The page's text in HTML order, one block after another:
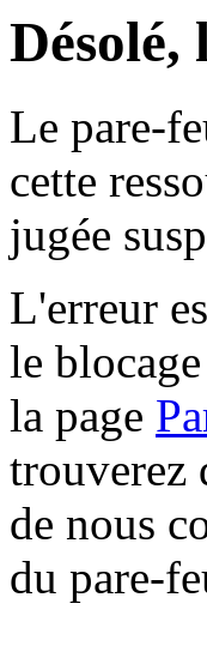
Désolé,
Le pare-
cette
jugée
L'erreur
le
la page
trouverez
de nous
du pare-